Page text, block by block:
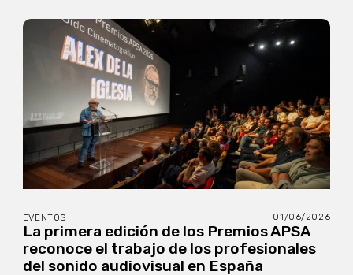
EVENTOS 01/06/2026
La primera edición de los Premios APSA
reconoce el trabajo de los profesionales
del sonido audiovisual en España